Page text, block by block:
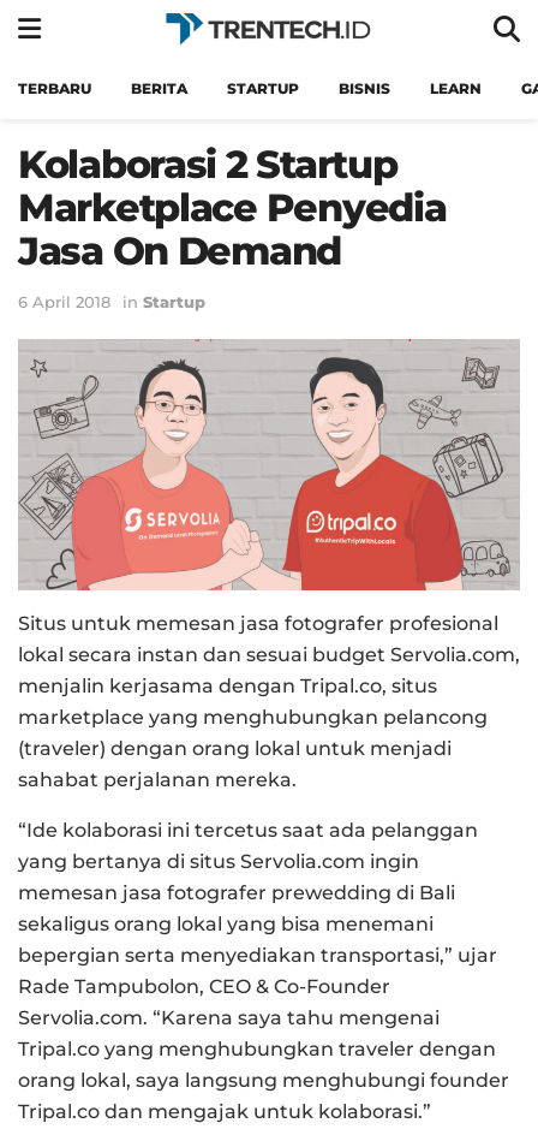
TERBARU BERITA STARTUP BISNIS LEARN
Kolaborasi 2 Startup
Marketplace Penyedia
Jasa On Demand
6 April 2018 in Startup
Situs untuk memesan jasa fotografer profesional
lokal secara instan dan sesuai budget Servolia.com,
menjalin kerjasama dengan Tripal.co, situs
marketplace yang menghubungkan pelancong
(traveler) dengan orang lokal untuk menjadi
sahabat perjalanan mereka.
“Ide kolaborasi ini tercetus saat ada pelanggan
yang bertanya di situs Servolia.com ingin
memesan jasa fotografer prewedding di Bali
sekaligus orang lokal yang bisa menemani
bepergian serta menyediakan transportasi,” ujar
Rade Tampubolon, CEO & Co-Founder
Servolia.com. “Karena saya tahu mengenai
Tripal.co yang menghubungkan traveler dengan
orang lokal, saya langsung menghubungi founder
Tripal.co dan mengajak untuk kolaborasi.”